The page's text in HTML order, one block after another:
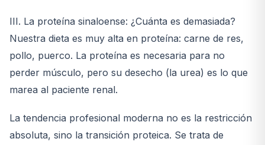
III. La proteína sinaloense: ¿Cuánta es demasiada?
Nuestra dieta es muy alta en proteína: carne de res,
pollo, puerco. La proteína es necesaria para no
perder músculo, pero su desecho (la urea) es lo que
marea al paciente renal.
La tendencia profesional moderna no es la restricción
absoluta, sino la transición proteica. Se trata de